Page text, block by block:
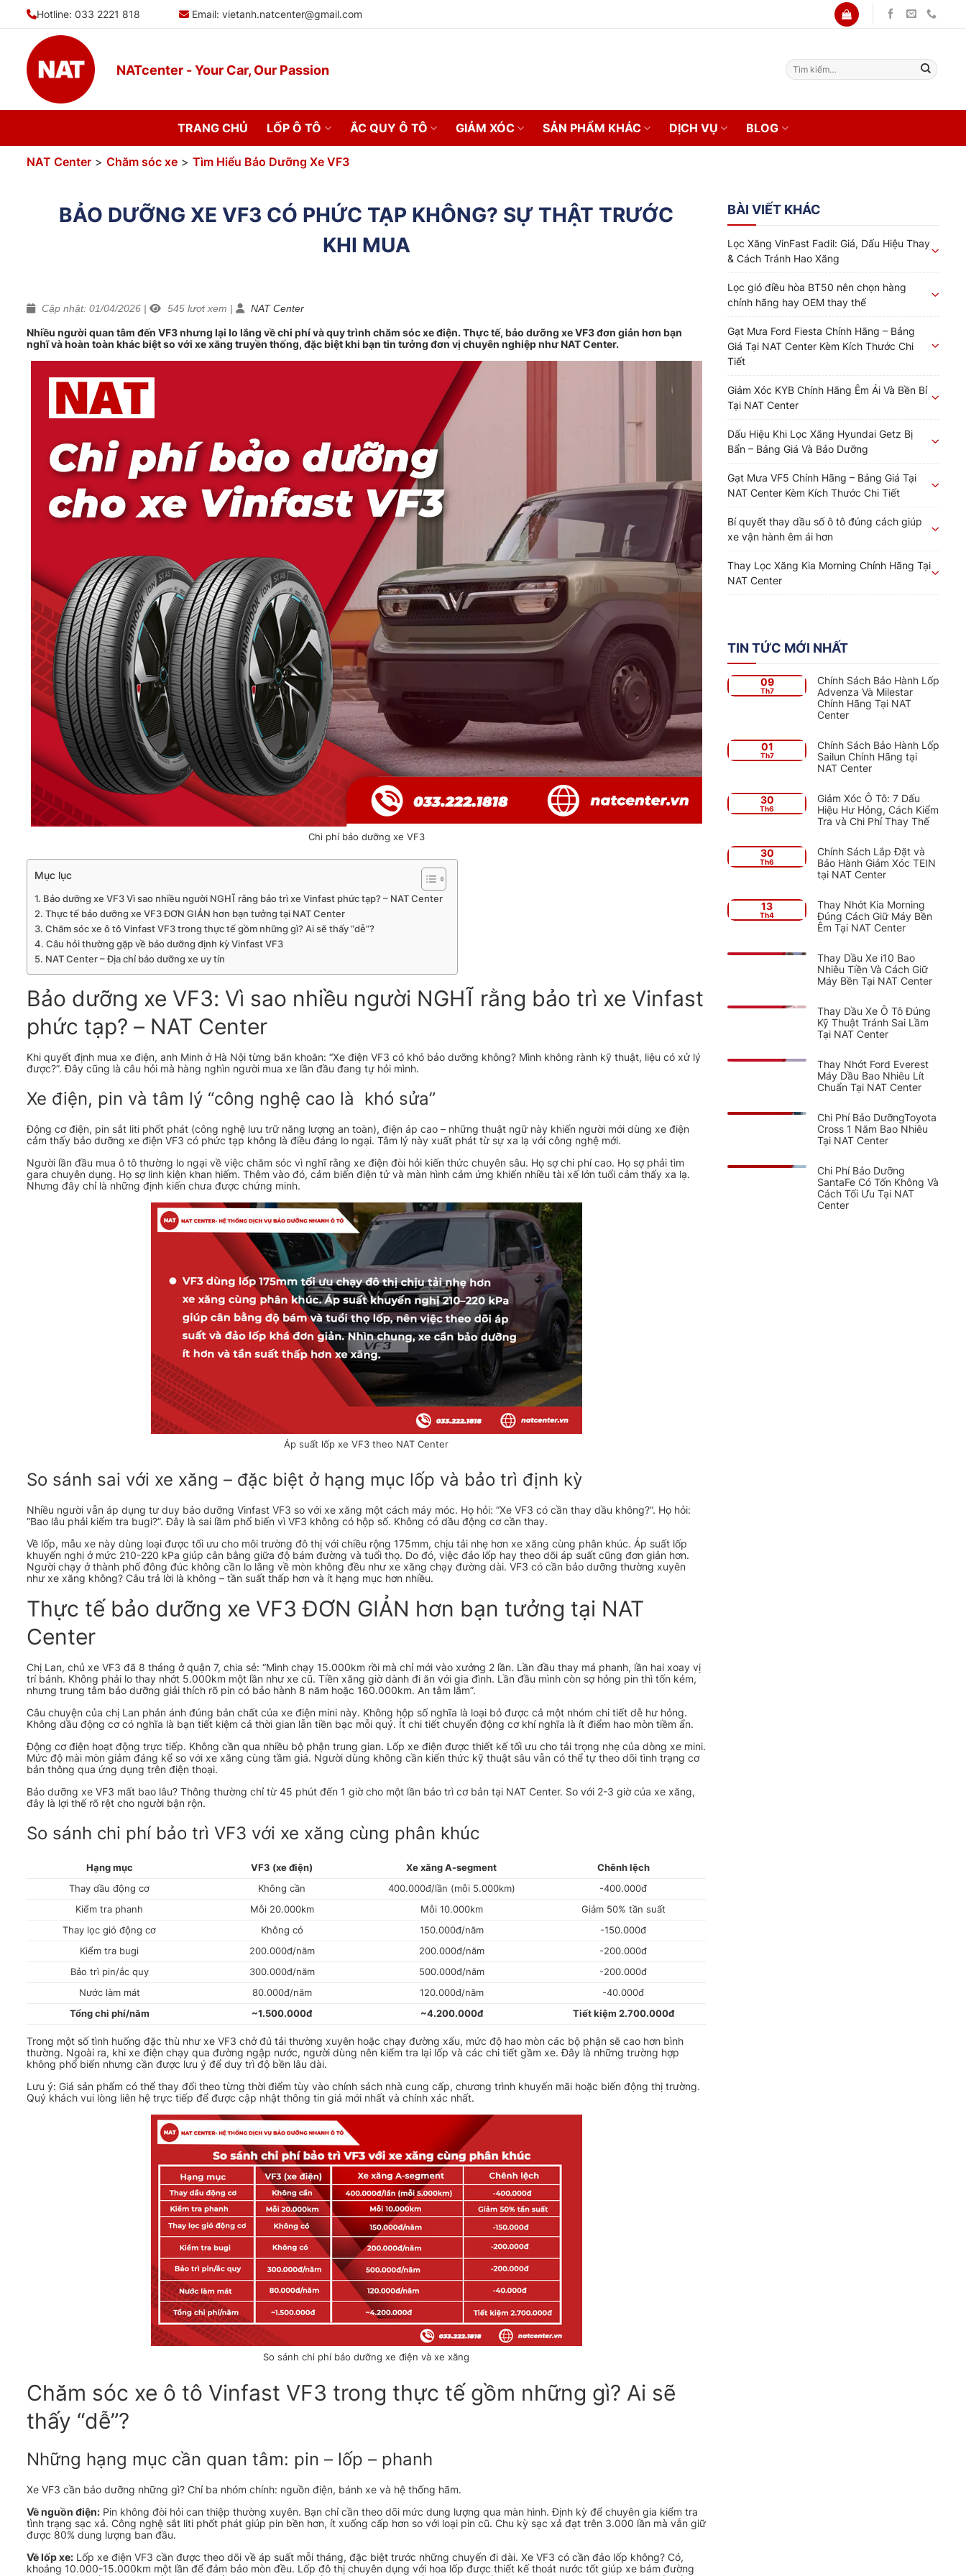
Hotline: 033 2221 818 Email: vietanh.natcenter@gmail.com
NATcenter - Your Car, Our Passion
Tìm
kiếm:
TRANG CHỦ LỐP Ô TÔ ẮC QUY Ô TÔ GIẢM XÓC SẢN PHẨM KHÁC DỊCH VỤ BLOG
NAT Center > Chăm sóc xe > Tìm Hiểu Bảo Dưỡng Xe VF3
BẢO DƯỠNG XE VF3 CÓ PHỨC TẠP KHÔNG? SỰ THẬT TRƯỚC
KHI MUA
Cập nhật: 01/04/2026 | 545 lượt xem | NAT Center
Nhiều người quan tâm đến VF3 nhưng lại lo lắng về chi phí và quy trình chăm sóc xe điện. Thực tế, bảo dưỡng xe VF3 đơn giản hơn bạn
nghĩ và hoàn toàn khác biệt so với xe xăng truyền thống, đặc biệt khi bạn tin tưởng đơn vị chuyên nghiệp như NAT Center.
Chi phí bảo dưỡng xe VF3
Mục lục
Bảo dưỡng xe VF3 Vì sao nhiều người NGHĨ rằng bảo trì xe Vinfast phức tạp? – NAT Center
Thực tế bảo dưỡng xe VF3 ĐƠN GIẢN hơn bạn tưởng tại NAT Center
Chăm sóc xe ô tô Vinfast VF3 trong thực tế gồm những gì? Ai sẽ thấy “dễ”?
Câu hỏi thường gặp về bảo dưỡng định kỳ Vinfast VF3
NAT Center – Địa chỉ bảo dưỡng xe uy tín
Bảo dưỡng xe VF3: Vì sao nhiều người NGHĨ rằng bảo trì xe Vinfast
phức tạp? – NAT Center
Khi quyết định mua xe điện, anh Minh ở Hà Nội từng băn khoăn: “Xe điện VF3 có khó bảo dưỡng không? Mình không rành kỹ thuật, liệu có xử lý
được?”. Đây cũng là câu hỏi mà hàng nghìn người mua xe lần đầu đang tự hỏi mình.
Xe điện, pin và tâm lý “công nghệ cao là khó sửa”
Động cơ điện, pin sắt liti phốt phát (công nghệ lưu trữ năng lượng an toàn), điện áp cao – những thuật ngữ này khiến người mới dùng xe điện
cảm thấy bảo dưỡng xe điện VF3 có phức tạp không là điều đáng lo ngại. Tâm lý này xuất phát từ sự xa lạ với công nghệ mới.
Người lần đầu mua ô tô thường lo ngại về việc chăm sóc vì nghĩ rằng xe điện đòi hỏi kiến thức chuyên sâu. Họ sợ chi phí cao. Họ sợ phải tìm
gara chuyên dụng. Họ sợ linh kiện khan hiếm. Thêm vào đó, cảm biến điện tử và màn hình cảm ứng khiến nhiều tài xế lớn tuổi cảm thấy xa lạ.
Nhưng đây chỉ là những định kiến chưa được chứng minh.
Áp suất lốp xe VF3 theo NAT Center
So sánh sai với xe xăng – đặc biệt ở hạng mục lốp và bảo trì định kỳ
Nhiều người vẫn áp dụng tư duy bảo dưỡng Vinfast VF3 so với xe xăng một cách máy móc. Họ hỏi: “Xe VF3 có cần thay dầu không?”. Họ hỏi:
“Bao lâu phải kiểm tra bugi?”. Đây là sai lầm phổ biến vì VF3 không có hộp số. Không có dầu động cơ cần thay.
Về lốp, mẫu xe này dùng loại được tối ưu cho môi trường đô thị với chiều rộng 175mm, chịu tải nhẹ hơn xe xăng cùng phân khúc. Áp suất lốp
khuyến nghị ở mức 210-220 kPa giúp cân bằng giữa độ bám đường và tuổi thọ. Do đó, việc đảo lốp hay theo dõi áp suất cũng đơn giản hơn.
Người chạy ở thành phố đông đúc không cần lo lắng về mòn không đều như xe xăng chạy đường dài. VF3 có cần bảo dưỡng thường xuyên
như xe xăng không? Câu trả lời là không – tần suất thấp hơn và ít hạng mục hơn nhiều.
Thực tế bảo dưỡng xe VF3 ĐƠN GIẢN hơn bạn tưởng tại NAT
Center
Chị Lan, chủ xe VF3 đã 8 tháng ở quận 7, chia sẻ: “Mình chạy 15.000km rồi mà chỉ mới vào xưởng 2 lần. Lần đầu thay má phanh, lần hai xoay vị
trí bánh. Không phải lo thay nhớt 5.000km một lần như xe cũ. Tiền xăng giờ dành đi ăn với gia đình. Lần đầu mình còn sợ hỏng pin thì tốn kém,
nhưng trung tâm bảo dưỡng giải thích rõ pin có bảo hành 8 năm hoặc 160.000km. An tâm lắm”.
Câu chuyện của chị Lan phản ánh đúng bản chất của xe điện mini này. Không hộp số nghĩa là loại bỏ được cả một nhóm chi tiết dễ hư hỏng.
Không dầu động cơ có nghĩa là bạn tiết kiệm cả thời gian lẫn tiền bạc mỗi quý. Ít chi tiết chuyển động cơ khí nghĩa là ít điểm hao mòn tiềm ẩn.
Động cơ điện hoạt động trực tiếp. Không cần qua nhiều bộ phận trung gian. Lốp xe điện được thiết kế tối ưu cho tải trọng nhẹ của dòng xe mini.
Mức độ mài mòn giảm đáng kể so với xe xăng cùng tầm giá. Người dùng không cần kiến thức kỹ thuật sâu vẫn có thể tự theo dõi tình trạng cơ
bản thông qua ứng dụng trên điện thoại.
Bảo dưỡng xe VF3 mất bao lâu? Thông thường chỉ từ 45 phút đến 1 giờ cho một lần bảo trì cơ bản tại NAT Center. So với 2-3 giờ của xe xăng,
đây là lợi thế rõ rệt cho người bận rộn.
So sánh chi phí bảo trì VF3 với xe xăng cùng phân khúc
Hạng mục VF3 (xe điện) Xe xăng A-segment
Chênh lệch
Thay dầu động cơ
Không cần 400.000đ/lần (mỗi 5.000km)
-400.000đ
Kiểm tra phanh
Mỗi 20.000km Mỗi 10.000km
Giảm 50% tần suất
Thay lọc gió động cơ
Không có 150.000đ/năm
-150.000đ
Kiểm tra bugi
200.000đ/năm 200.000đ/năm
-200.000đ
Bảo trì pin/ắc quy
300.000đ/năm 500.000đ/năm
-200.000đ
Nước làm mát
80.000đ/năm 120.000đ/năm
-40.000đ
Tổng chi phí/năm
~1.500.000đ ~4.200.000đ Tiết kiệm 2.700.000đ
Trong một số tình huống đặc thù như xe VF3 chở đủ tải thường xuyên hoặc chạy đường xấu, mức độ hao mòn các bộ phận sẽ cao hơn bình
thường. Ngoài ra, khi xe điện chạy qua đường ngập nước, người dùng nên kiểm tra lại lốp và các chi tiết gầm xe. Đây là những trường hợp
không phổ biến nhưng cần được lưu ý để duy trì độ bền lâu dài.
Lưu ý: Giá sản phẩm có thể thay đổi theo từng thời điểm tùy vào chính sách nhà cung cấp, chương trình khuyến mãi hoặc biến động thị trường.
Quý khách vui lòng liên hệ trực tiếp để được cập nhật thông tin giá mới nhất và chính xác nhất.
So sánh chi phí bảo dưỡng xe điện và xe xăng
Chăm sóc xe ô tô Vinfast VF3 trong thực tế gồm những gì? Ai sẽ
thấy “dễ”?
Những hạng mục cần quan tâm: pin – lốp – phanh
Xe VF3 cần bảo dưỡng những gì? Chỉ ba nhóm chính: nguồn điện, bánh xe và hệ thống hãm.
Về nguồn điện: Pin không đòi hỏi can thiệp thường xuyên. Bạn chỉ cần theo dõi mức dung lượng qua màn hình. Định kỳ để chuyên gia kiểm tra
tình trạng sạc xả. Công nghệ sắt liti phốt phát giúp pin bền hơn, ít xuống cấp hơn so với loại pin cũ. Chu kỳ sạc xả đạt trên 3.000 lần mà vẫn giữ
được 80% dung lượng ban đầu.
Về lốp xe: Lốp xe điện VF3 cần được theo dõi về áp suất mỗi tháng, đặc biệt trước những chuyến đi dài. Xe VF3 có cần đảo lốp không? Có,
khoảng 10.000-15.000km một lần để đảm bảo mòn đều. Lốp đô thị chuyên dụng với hoa lốp được thiết kế thoát nước tốt giúp xe bám đường
BÀI VIẾT KHÁC
Lọc Xăng VinFast Fadil: Giá, Dấu Hiệu Thay
& Cách Tránh Hao Xăng
Lọc gió điều hòa BT50 nên chọn hàng
chính hãng hay OEM thay thế
Gạt Mưa Ford Fiesta Chính Hãng – Bảng
Giá Tại NAT Center Kèm Kích Thước Chi
Tiết
Giảm Xóc KYB Chính Hãng Êm Ái Và Bền Bỉ
Tại NAT Center
Dấu Hiệu Khi Lọc Xăng Hyundai Getz Bị
Bẩn – Bảng Giá Và Bảo Dưỡng
Gạt Mưa VF5 Chính Hãng – Bảng Giá Tại
NAT Center Kèm Kích Thước Chi Tiết
Bí quyết thay dầu số ô tô đúng cách giúp
xe vận hành êm ái hơn
Thay Lọc Xăng Kia Morning Chính Hãng Tại
NAT Center
TIN TỨC MỚI NHẤT
09
Th7
Chính Sách Bảo Hành Lốp
Advenza Và Milestar
Chính Hãng Tại NAT
Center
01
Th7
Chính Sách Bảo Hành Lốp
Sailun Chính Hãng tại
NAT Center
30
Th6
Giảm Xóc Ô Tô: 7 Dấu
Hiệu Hư Hỏng, Cách Kiểm
Tra và Chi Phí Thay Thế
30
Th6
Chính Sách Lắp Đặt và
Bảo Hành Giảm Xóc TEIN
tại NAT Center
13
Th4
Thay Nhớt Kia Morning
Đúng Cách Giữ Máy Bền
Êm Tại NAT Center
Thay Dầu Xe i10 Bao
Nhiêu Tiền Và Cách Giữ
Máy Bền Tại NAT Center
Thay Dầu Xe Ô Tô Đúng
Kỹ Thuật Tránh Sai Lầm
Tại NAT Center
Thay Nhớt Ford Everest
Máy Dầu Bao Nhiêu Lít
Chuẩn Tại NAT Center
Chi Phí Bảo DưỡngToyota
Cross 1 Năm Bao Nhiêu
Tại NAT Center
Chi Phí Bảo Dưỡng
SantaFe Có Tốn Không Và
Cách Tối Ưu Tại NAT
Center